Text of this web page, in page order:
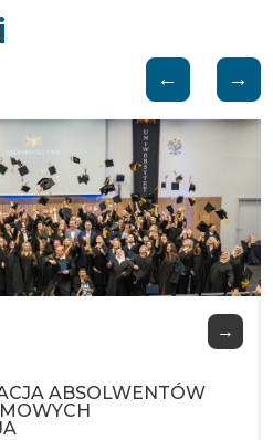
→
ABSOLWENTÓW